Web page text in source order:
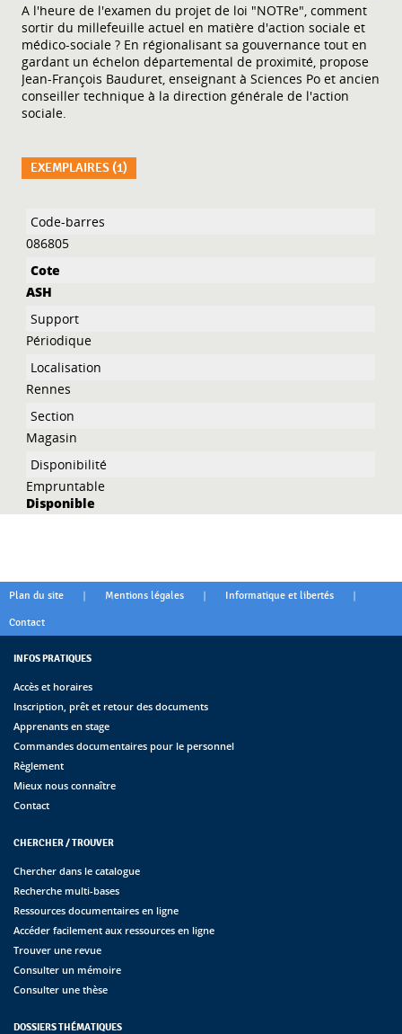
A l'heure de l'examen du projet de loi "NOTRe", comment
sortir du millefeuille actuel en matière d'action sociale et
médico-sociale ? En régionalisant sa gouvernance tout en
gardant un échelon départemental de proximité, propose
Jean-François Bauduret, enseignant à Sciences Po et ancien
conseiller technique à la direction générale de l'action
sociale.
EXEMPLAIRES (1)
Liste des exemplaires
086805
ASH
Périodique
Rennes
Magasin
Empruntable
Disponible
Plan du site | Mentions légales | Informatique et libertés |
Contact
INFOS PRATIQUES
Accès et horaires
Inscription, prêt et retour des documents
Apprenants en stage
Commandes documentaires pour le personnel
Règlement
Mieux nous connaître
Contact
CHERCHER / TROUVER
Chercher dans le catalogue
Recherche multi-bases
Ressources documentaires en ligne
Accéder facilement aux ressources en ligne
Trouver une revue
Consulter un mémoire
Consulter une thèse
DOSSIERS THÉMATIQUES